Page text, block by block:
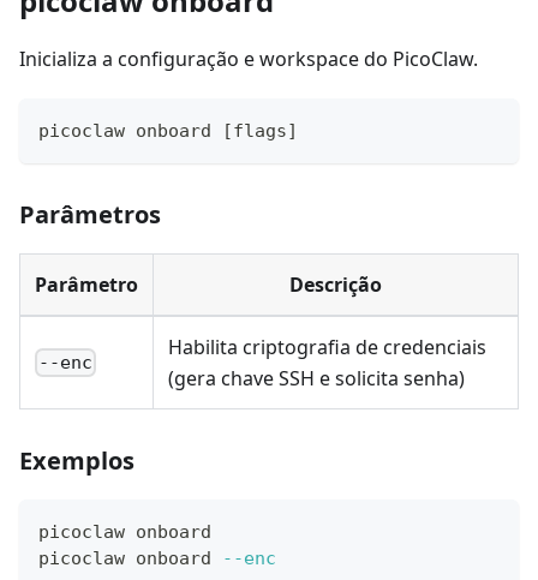
Inicializa a configuração e workspace do PicoClaw.
picoclaw onboard [flags]
Parâmetros
Parâmetro Descrição
--enc
Habilita criptografia de credenciais
(gera chave SSH e solicita senha)
Exemplos
picoclaw onboard
picoclaw onboard
--enc